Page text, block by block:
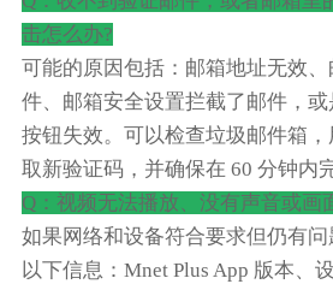
击怎么办?
可能的原因包括：邮箱地址无效
件、邮箱安全设置拦截了邮件，
按钮失效。可以检查垃圾邮件箱
取新验证码，并确保在 60 分钟内
Q：视频无法播放、没有声音或画
如果网络和设备符合要求但仍有
以下信息：Mnet Plus App 版本、